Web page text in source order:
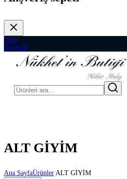
Giriş
Kayıt Ol
ALT GİYİM
Ana SayfaÜrünler ALT GİYİM